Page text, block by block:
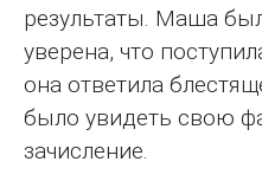
результаты. Маша
уверена, что
она ответила
было увидеть свою
зачисление.